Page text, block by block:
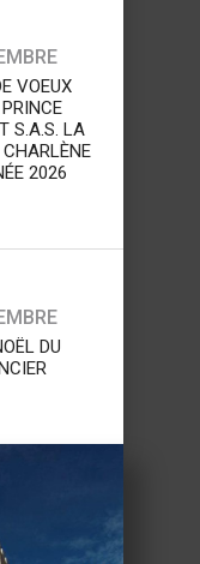
VOEUX
S.A.S. LA
2026
DU